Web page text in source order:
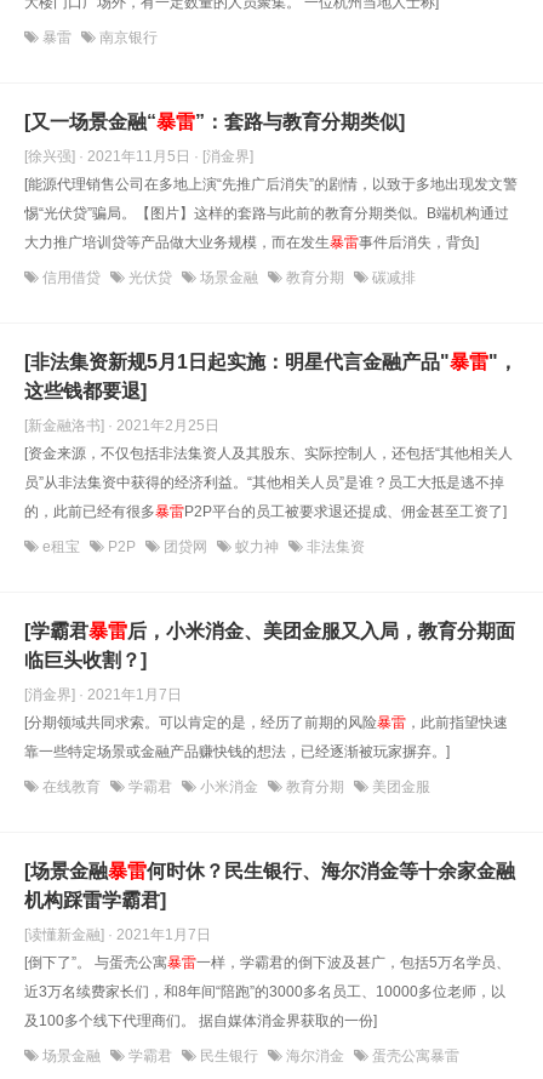
暴雷 南京银行
[又一场景金融“暴雷”：套路与教育分期类似]
[徐兴强] · 2021年11月5日 · [消金界]
[能源代理销售公司在多地上演“先推广后消失”的剧情，以致于多地出现发文警
惕“光伏贷”骗局。【图片】这样的套路与此前的教育分期类似。B端机构通过
大力推广培训贷等产品做大业务规模，而在发生暴雷事件后消失，背负]
信用借贷 光伏贷 场景金融 教育分期 碳减排
[非法集资新规5月1日起实施：明星代言金融产品"暴雷"，
这些钱都要退]
[新金融洛书] · 2021年2月25日
[资金来源，不仅包括非法集资人及其股东、实际控制人，还包括“其他相关人
员”从非法集资中获得的经济利益。“其他相关人员”是谁？员工大抵是逃不掉
的，此前已经有很多暴雷P2P平台的员工被要求退还提成、佣金甚至工资了]
e租宝 P2P 团贷网 蚁力神 非法集资
[学霸君暴雷后，小米消金、美团金服又入局，教育分期面
临巨头收割？]
[消金界] · 2021年1月7日
[分期领域共同求索。可以肯定的是，经历了前期的风险暴雷 ，此前指望快速
靠一些特定场景或金融产品赚快钱的想法，已经逐渐被玩家摒弃。]
在线教育 学霸君 小米消金 教育分期 美团金服
[场景金融暴雷何时休？民生银行、海尔消金等十余家金融
机构踩雷学霸君]
[读懂新金融] · 2021年1月7日
[倒下了”。 与蛋壳公寓暴雷一样，学霸君的倒下波及甚广，包括5万名学员、
近3万名续费家长们，和8年间“陪跑”的3000多名员工、10000多位老师，以
及100多个线下代理商们。 据自媒体消金界获取的一份]
场景金融 学霸君 民生银行 海尔消金 蛋壳公寓暴雷